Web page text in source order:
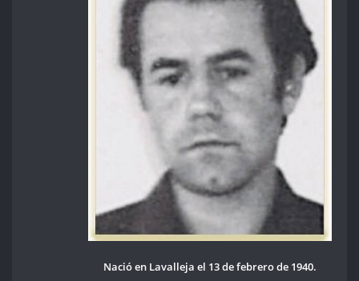
Nació en Lavalleja el 13 de febrero de 1940.